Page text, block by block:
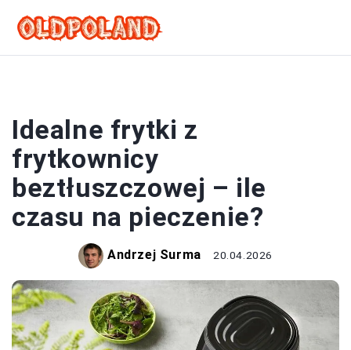
Idealne frytki z
frytkownicy
beztłuszczowej – ile
czasu na pieczenie?
Andrzej Surma 20.04.2026